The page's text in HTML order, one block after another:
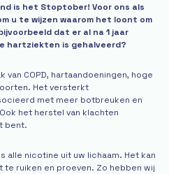
is het Stoptober! Voor ons als
u te wijzen waarom het loont om
dat er al na 1 jaar
hartziekten is gehalveerd?
COPD, hartaandoeningen, hoge
Het versterkt
met meer botbreuken en
het herstel van klachten
bent.
alle nicotine uit uw lichaam. Het kan
ruiken en proeven. Zo hebben wij